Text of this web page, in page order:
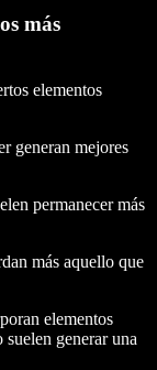
más
elementos
generan mejores
permanecer más
más aquello que
elementos
generar una